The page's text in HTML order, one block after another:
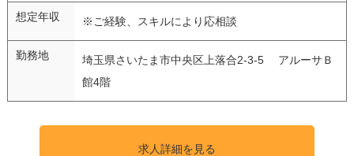
想定年収 ※ご経験、スキルにより応相談
勤務地
埼玉県さいたま市中央区上落合2-3-5 アルーサＢ
館4階
求人詳細を見る